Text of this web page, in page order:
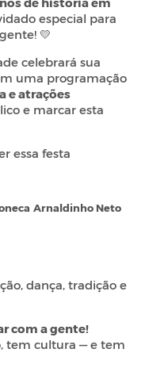
especial para
💛
celebrará sua
uma programação
e atrações
e marcar esta
essa festa
Arnaldinho Neto
dança, tradição e
com a gente!
tem cultura — e tem